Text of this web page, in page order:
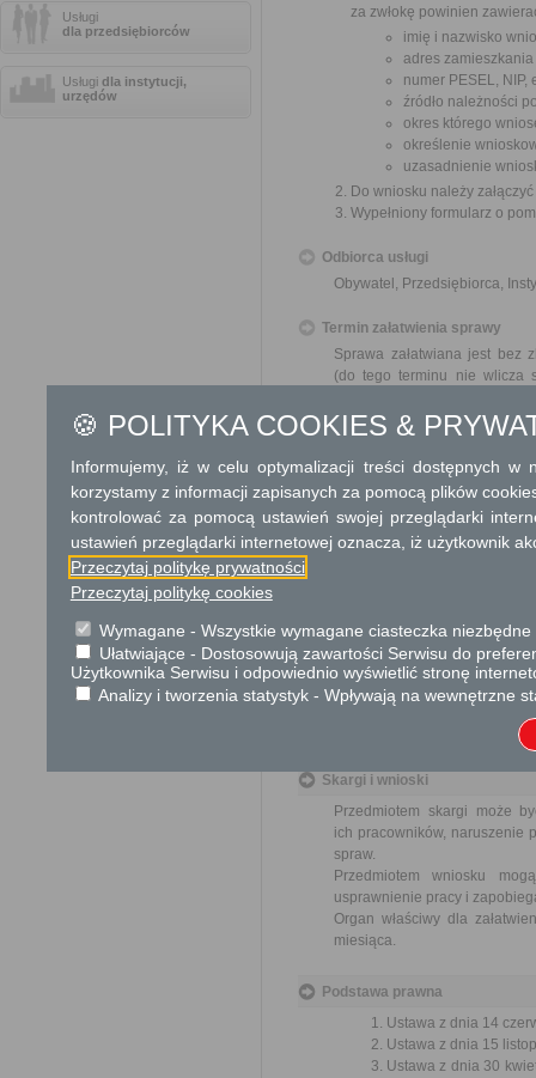
Usługi
dla przedsiębiorców
Usługi dla instytucji,
urzędów
za zwłokę powinien
imię i nazwisko
adres
numer PESEL,
źródło należności
okres którego
określenie
uzasadnienie
Do wniosku należy
Wypełniony formularz o
Odbiorca usługi
Obywatel, Przedsiębiorca,
Termin załatwienia sprawy
Sprawa załatwiana jest bez
(do tego terminu nie wlicza
od organu).
W przypadku spraw
Informacja
Dodatkowe
Tryb odwoławczy
Odwołanie wnosi się do
za pośrednictwem organu,
jego nadania w polskiej
Skargi i wnioski
Przedmiotem skargi może
ich pracowników, naruszenie
spraw.
Przedmiotem wniosku
usprawnienie pracy i
Organ właściwy dla
miesiąca.
Podstawa prawna
Ustawa z dnia 14
Ustawa z dnia 15
Ustawa z dnia 30
🍪 POLITYKA COOKIES &
Informujemy, iż w celu optymalizacji treści dostępnych w
korzystamy z informacji zapisanych za pomocą plików
kontrolować za pomocą ustawień swojej przeglądarki
ustawień przeglądarki internetowej oznacza, iż użytkownik
Przeczytaj politykę prywatności
Przeczytaj politykę cookies
Wymagane - Wszystkie wymagane ciasteczka
Ułatwiające - Dostosowują zawartości Serwisu do
Użytkownika Serwisu i odpowiednio wyświetlić stronę
Analizy i tworzenia statystyk - Wpływają na wewnętrzne